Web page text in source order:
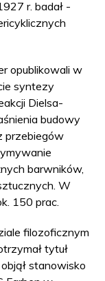
r. badał -
opublikowali w
syntezy
Dielsa-
budowy
przebiegów
barwników,
W
150 prac.
filozoficznym
tytuł
stanowisko